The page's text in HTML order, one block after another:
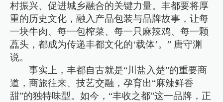
村振兴、促进城乡融合的关键力量。丰都要将厚
重的历史文化，融入产品包装与品牌故事，让每
一块牛肉、每一包榨菜、每一只麻辣鸡、每一颗
藠头，都成为传递丰都文化的‘载体’。” 唐守渊
说。
事实上，丰都自古就是“川盐入楚”的重要商
道，商旅往来、技艺交融，孕育出“麻辣鲜香
甜”的独特味型。如今，“丰收之都”这一品牌，正